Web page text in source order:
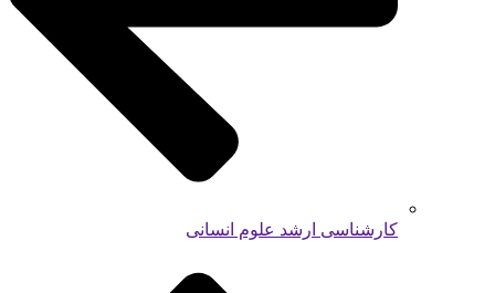
کارشناسی ارشد علوم انسانی